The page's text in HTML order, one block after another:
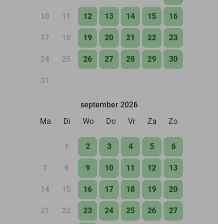
10 11 12 13 14 15 16
17 18 19 20 21 22 23
24 25 26 27 28 29 30
31
september 2026
Ma
Di Wo Do Vr Za Zo
1 2 3 4 5 6
7 8 9 10 11 12 13
14 15 16 17 18 19 20
21 22 23 24 25 26 27